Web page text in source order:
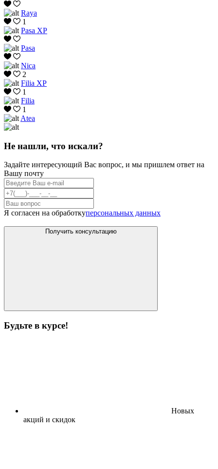
Raya
1
Pasa XP
Pasa
Nica
2
Filia XP
1
Filia
1
Atea
Не нашли, что искали?
Задайте интересующий Вас вопрос, и мы пришлем ответ на
Вашу почту
Я согласен на обработкуперсональных данных
Получить консультацию
Будьте в курсе!
Новых
акций и скидок